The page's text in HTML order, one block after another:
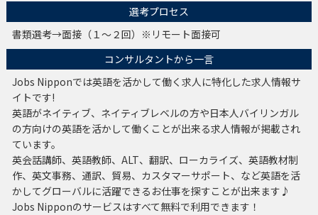
選考プロセス
書類選考→面接（１～２回）※リモート面接可
コンサルタントから一言
Jobs Nipponでは英語を活かして働く求人に特化した求人情報サ
イトです!
英語がネイティブ、ネイティブレベルの方や日本人バイリンガル
の方向けの英語を活かして働くことが出来る求人情報が掲載され
ています。
英会話講師、英語教師、ALT、翻訳、ローカライズ、英語教材制
作、英文事務、通訳、貿易、カスタマーサポート、など英語を活
かしてグローバルに活躍できるお仕事を探すことが出来ます♪
Jobs Nipponのサービスはすべて無料で利用できます！